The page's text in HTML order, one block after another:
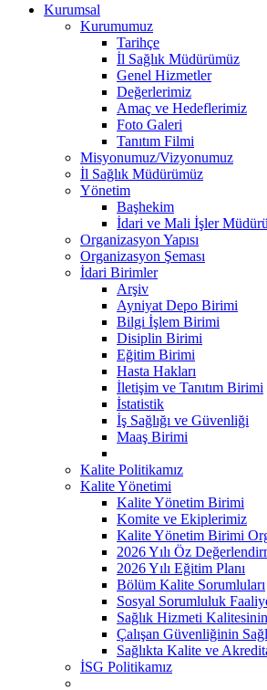
Kurumsal
Kurumumuz
Tarihçe
İl Sağlık Müdürümüz
Genel Hizmetler
Değerlerimiz
Amaç ve Hedeflerimiz
Foto Galeri
Tanıtım Filmi
Misyonumuz/Vizyonumuz
İl Sağlık Müdürümüz
Yönetim
Başhekim
İdari ve Mali İşler Müdürü
Organizasyon Yapısı
Organizasyon Şeması
İdari Birimler
Arşiv
Ayniyat Depo Birimi
Bilgi İşlem Birimi
Disiplin Birimi
Eğitim Birimi
Hasta Hakları
İletişim ve Tanıtım Birimi
İstatistik
İş Sağlığı ve Güvenliği
Maaş Birimi
Kalite Politikamız
Kalite Yönetimi
Kalite Yönetim Birimi
Komite ve Ekiplerimiz
Kalite Yönetim Birimi
2026 Yılı Öz
2026 Yılı Eğitim Planı
Bölüm Kalite Sorumluları
Sosyal Sorumluluk
Sağlık Hizmeti
Çalışan Güvenliğinin
Sağlıkta Kalite ve
İSG Politikamız